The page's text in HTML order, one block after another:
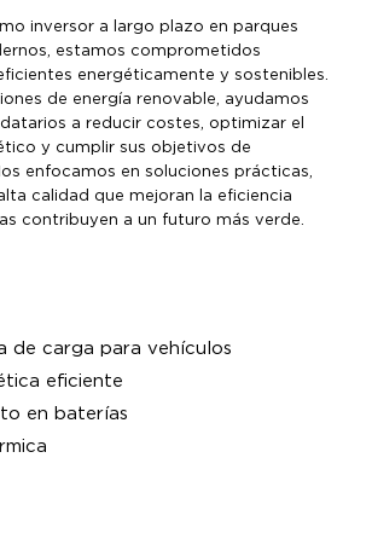
inversor a largo plazo en parques
estamos comprometidos
energéticamente y sostenibles.
de energía renovable, ayudamos
a reducir costes, optimizar el
y cumplir sus objetivos de
enfocamos en soluciones prácticas,
calidad que mejoran la eficiencia
contribuyen a un futuro más verde.
de carga para vehículos
eficiente
en baterías